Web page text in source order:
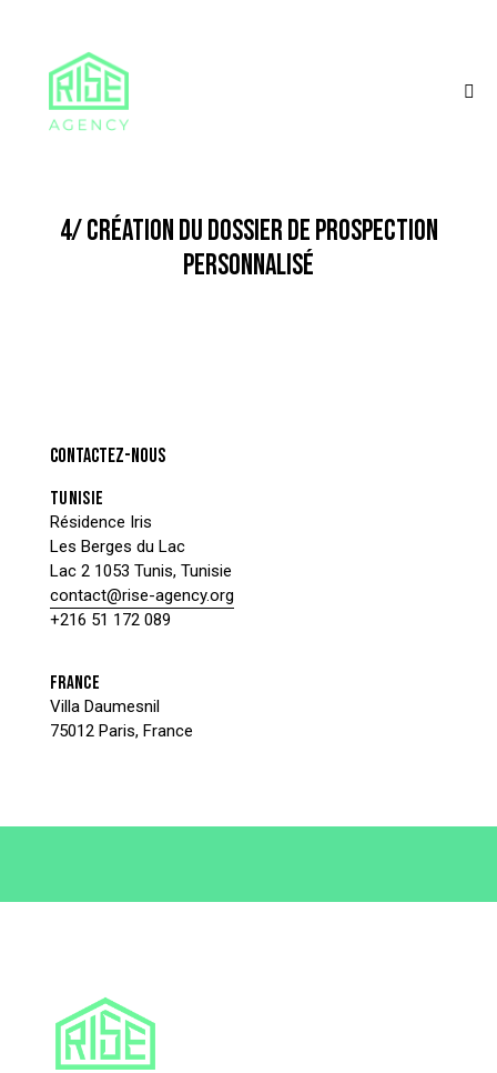
4/ CRÉATION DU DOSSIER DE PROSPECTION
PERSONNALISÉ
CONTACTEZ-NOUS
TUNISIE
Résidence Iris
Les Berges du Lac
Lac 2 1053 Tunis, Tunisie
contact@rise-agency.org
+216 51 172 089
FRANCE
Villa Daumesnil
75012 Paris, France